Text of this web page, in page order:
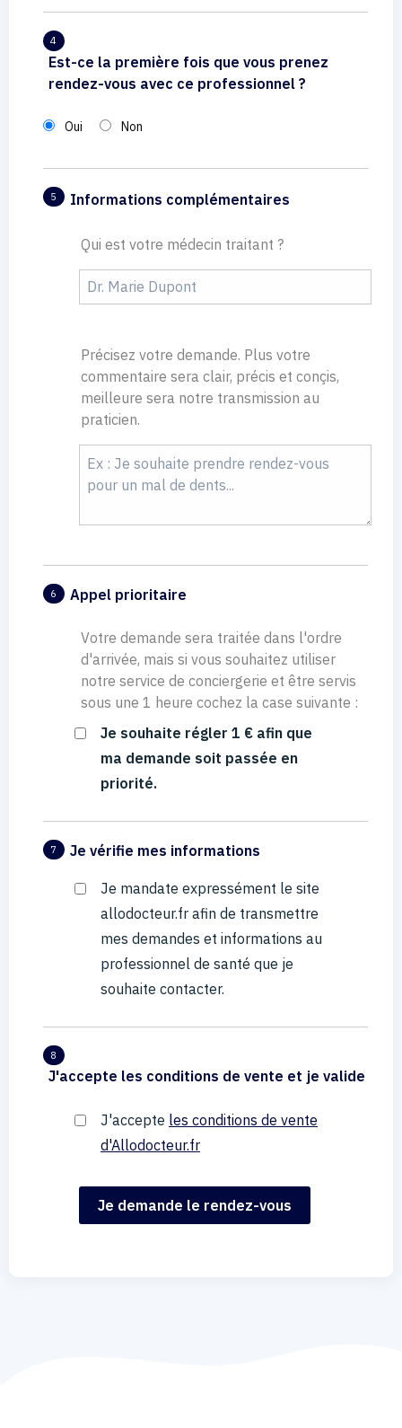
4
Est-ce la première fois que vous prenez
rendez-vous avec ce professionnel ?
Oui Non
5 Informations complémentaires
Qui est votre médecin traitant ?
Précisez votre demande. Plus votre
commentaire sera clair, précis et conçis,
meilleure sera notre transmission au
praticien.
6 Appel prioritaire
Votre demande sera traitée dans l'ordre
d'arrivée, mais si vous souhaitez utiliser
notre service de conciergerie et être servis
sous une 1 heure cochez la case suivante :
Je souhaite régler 1 € afin que
ma demande soit passée en
priorité.
7 Je vérifie mes informations
Je mandate expressément le site
allodocteur.fr afin de transmettre
mes demandes et informations au
professionnel de santé que je
souhaite contacter.
8
J'accepte les conditions de vente et je valide
J'accepte les conditions de vente
d'Allodocteur.fr